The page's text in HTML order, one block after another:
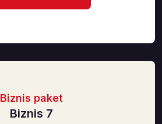
Biznis paket
Biznis 7